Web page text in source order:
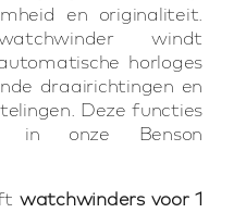
en originaliteit.
windt
horloges
draairichtingen en
Deze functies
onze Benson
watchwinders voor 1